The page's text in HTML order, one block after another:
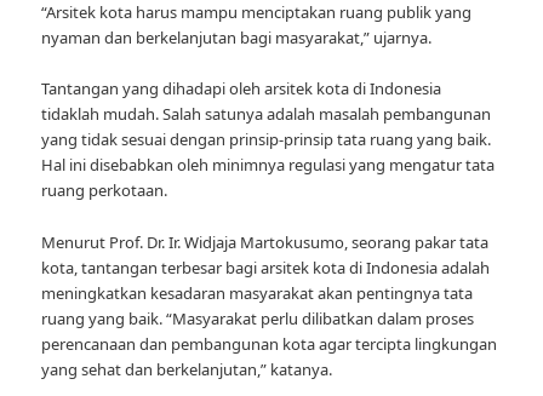
“Arsitek kota harus mampu menciptakan ruang publik yang
nyaman dan berkelanjutan bagi masyarakat,” ujarnya.
Tantangan yang dihadapi oleh arsitek kota di Indonesia
tidaklah mudah. Salah satunya adalah masalah pembangunan
yang tidak sesuai dengan prinsip-prinsip tata ruang yang baik.
Hal ini disebabkan oleh minimnya regulasi yang mengatur tata
ruang perkotaan.
Menurut Prof. Dr. Ir. Widjaja Martokusumo, seorang pakar tata
kota, tantangan terbesar bagi arsitek kota di Indonesia adalah
meningkatkan kesadaran masyarakat akan pentingnya tata
ruang yang baik. “Masyarakat perlu dilibatkan dalam proses
perencanaan dan pembangunan kota agar tercipta lingkungan
yang sehat dan berkelanjutan,” katanya.